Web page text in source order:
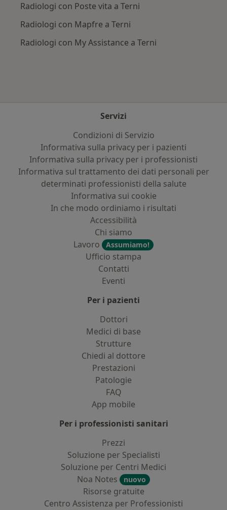
Radiologi con Poste vita a Terni
Radiologi con Mapfre a Terni
Radiologi con My Assistance a Terni
Servizi
Condizioni di Servizio
Informativa sulla privacy per i pazienti
Informativa sulla privacy per i professionisti
Informativa sul trattamento dei dati personali per
determinati professionisti della salute
Informativa sui cookie
In che modo ordiniamo i risultati
Accessibilità
Chi siamo
Lavoro
Assumiamo!
Ufficio stampa
Contatti
Eventi
Per i pazienti
Dottori
Medici di base
Strutture
Chiedi al dottore
Prestazioni
Patologie
FAQ
App mobile
Per i professionisti sanitari
Prezzi
Soluzione per Specialisti
Soluzione per Centri Medici
Noa Notes
nuovo
Risorse gratuite
Centro Assistenza per Professionisti